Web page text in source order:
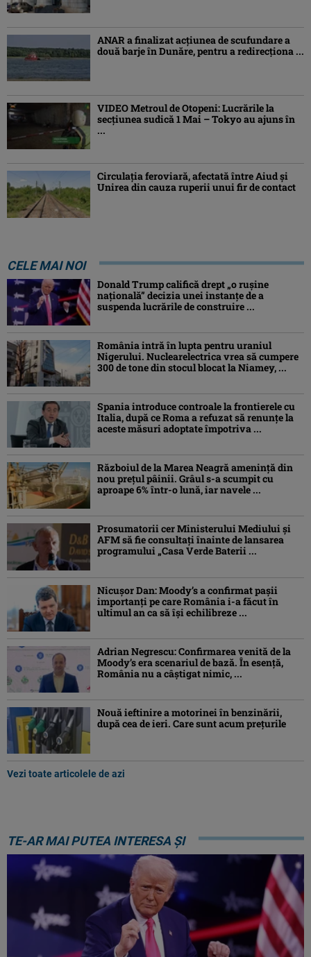
ANAR a finalizat acțiunea de scufundare a
două barje în Dunăre, pentru a redirecționa ...
VIDEO Metroul de Otopeni: Lucrările la
secțiunea sudică 1 Mai – Tokyo au ajuns în
...
Circulația feroviară, afectată între Aiud şi
Unirea din cauza ruperii unui fir de contact
CELE MAI NOI
Donald Trump califică drept „o ruşine
naţională” decizia unei instanțe de a
suspenda lucrările de construire ...
România intră în lupta pentru uraniul
Nigerului. Nuclearelectrica vrea să cumpere
300 de tone din stocul blocat la Niamey, ...
Spania introduce controale la frontierele cu
Italia, după ce Roma a refuzat să renunțe la
aceste măsuri adoptate împotriva ...
Războiul de la Marea Neagră amenință din
nou prețul pâinii. Grâul s-a scumpit cu
aproape 6% într-o lună, iar navele ...
Prosumatorii cer Ministerului Mediului și
AFM să fie consultați înainte de lansarea
programului „Casa Verde Baterii ...
Nicușor Dan: Moody’s a confirmat pașii
importanți pe care România i-a făcut în
ultimul an ca să își echilibreze ...
Adrian Negrescu: Confirmarea venită de la
Moody’s era scenariul de bază. În esenţă,
România nu a câştigat nimic, ...
Nouă ieftinire a motorinei în benzinării,
după cea de ieri. Care sunt acum prețurile
Vezi toate articolele de azi
TE-AR MAI PUTEA INTERESA ȘI